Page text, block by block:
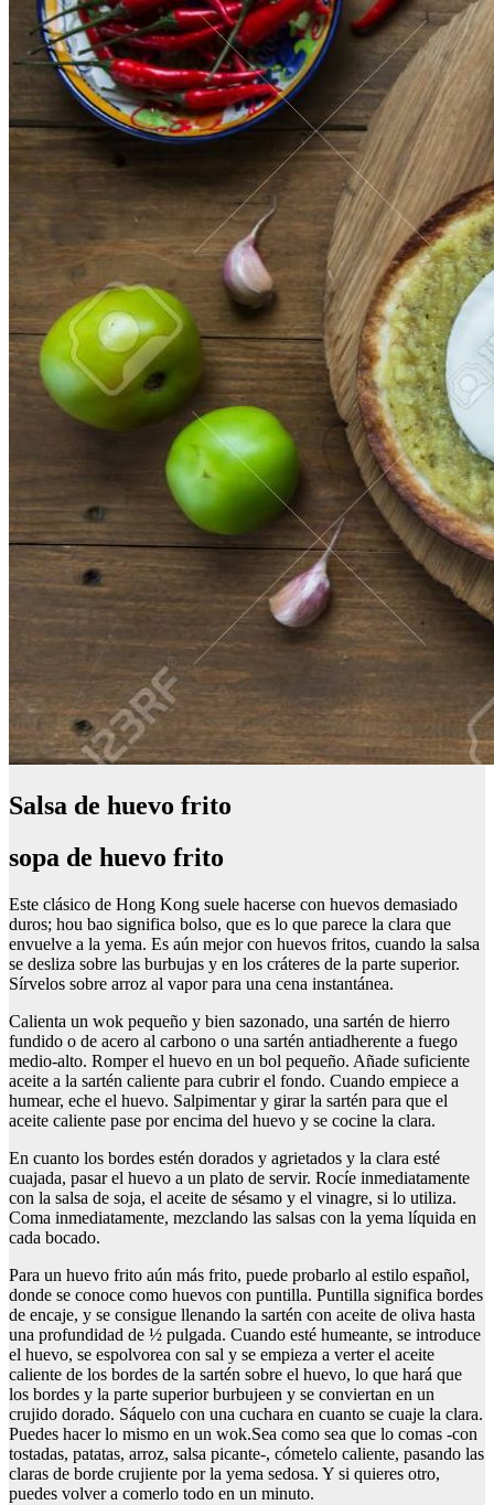
Salsa de huevo frito
sopa de huevo frito
Este clásico de Hong Kong suele hacerse con huevos demasiado
duros; hou bao significa bolso, que es lo que parece la clara que
envuelve a la yema. Es aún mejor con huevos fritos, cuando la salsa
se desliza sobre las burbujas y en los cráteres de la parte superior.
Sírvelos sobre arroz al vapor para una cena instantánea.
Calienta un wok pequeño y bien sazonado, una sartén de hierro
fundido o de acero al carbono o una sartén antiadherente a fuego
medio-alto. Romper el huevo en un bol pequeño. Añade suficiente
aceite a la sartén caliente para cubrir el fondo. Cuando empiece a
humear, eche el huevo. Salpimentar y girar la sartén para que el
aceite caliente pase por encima del huevo y se cocine la clara.
En cuanto los bordes estén dorados y agrietados y la clara esté
cuajada, pasar el huevo a un plato de servir. Rocíe inmediatamente
con la salsa de soja, el aceite de sésamo y el vinagre, si lo utiliza.
Coma inmediatamente, mezclando las salsas con la yema líquida en
cada bocado.
Para un huevo frito aún más frito, puede probarlo al estilo español,
donde se conoce como huevos con puntilla. Puntilla significa bordes
de encaje, y se consigue llenando la sartén con aceite de oliva hasta
una profundidad de ½ pulgada. Cuando esté humeante, se introduce
el huevo, se espolvorea con sal y se empieza a verter el aceite
caliente de los bordes de la sartén sobre el huevo, lo que hará que
los bordes y la parte superior burbujeen y se conviertan en un
crujido dorado. Sáquelo con una cuchara en cuanto se cuaje la clara.
Puedes hacer lo mismo en un wok.Sea como sea que lo comas -con
tostadas, patatas, arroz, salsa picante-, cómetelo caliente, pasando las
claras de borde crujiente por la yema sedosa. Y si quieres otro,
puedes volver a comerlo todo en un minuto.